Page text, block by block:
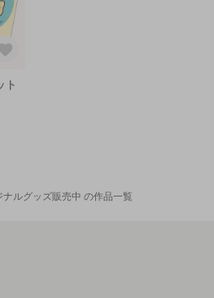
ト
ルグッズ販売中 の作品一覧